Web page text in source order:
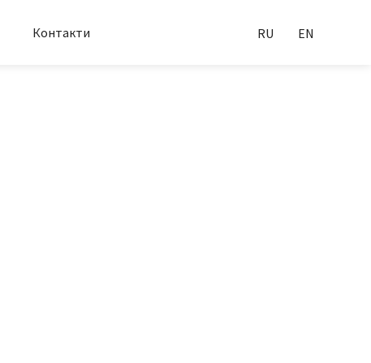
Контакти RU EN